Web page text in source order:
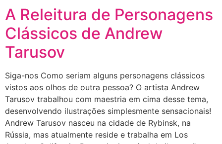
A Releitura de Personagens
Clássicos de Andrew
Tarusov
Siga-nos Como seriam alguns personagens clássicos
vistos aos olhos de outra pessoa? O artista Andrew
Tarusov trabalhou com maestria em cima desse tema,
desenvolvendo ilustrações simplesmente sensacionais!
Andrew Tarusov nasceu na cidade de Rybinsk, na
Rússia, mas atualmente reside e trabalha em Los